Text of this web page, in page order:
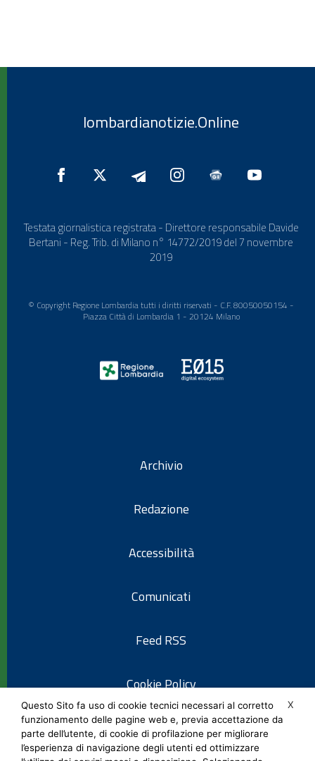
lombardianotizie.Online
Testata giornalistica registrata - Direttore responsabile Davide
Bertani - Reg. Trib. di Milano n° 14772/2019 del 7 novembre
2019
© Copyright Regione Lombardia tutti i diritti riservati - C.F. 80050050154 -
Piazza Città di Lombardia 1 - 20124 Milano
Archivio
Redazione
Accessibilità
Comunicati
Feed RSS
Cookie Policy
Informativa privacy
X
Questo Sito fa uso di cookie tecnici necessari al corretto
funzionamento delle pagine web e, previa accettazione da
parte dell’utente, di cookie di profilazione per migliorare
l’esperienza di navigazione degli utenti ed ottimizzare